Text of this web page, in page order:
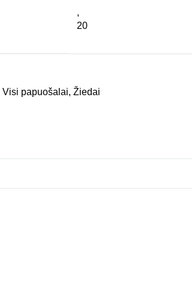
,
20
Visi papuošalai, Žiedai